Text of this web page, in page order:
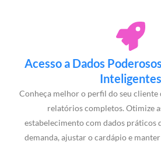
Acesso a Dados
Inteligentes
Conheça melhor o perfil do seu cliente
relatórios completos. Otimize
estabelecimento com dados práticos
demanda, ajustar o cardápio e